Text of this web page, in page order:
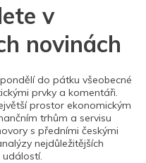
v
novinách
do pátku všeobecné
prvky a komentáři.
prostor ekonomickým
trhům a servisu
s předními českými
nejdůležitějších
událostí.